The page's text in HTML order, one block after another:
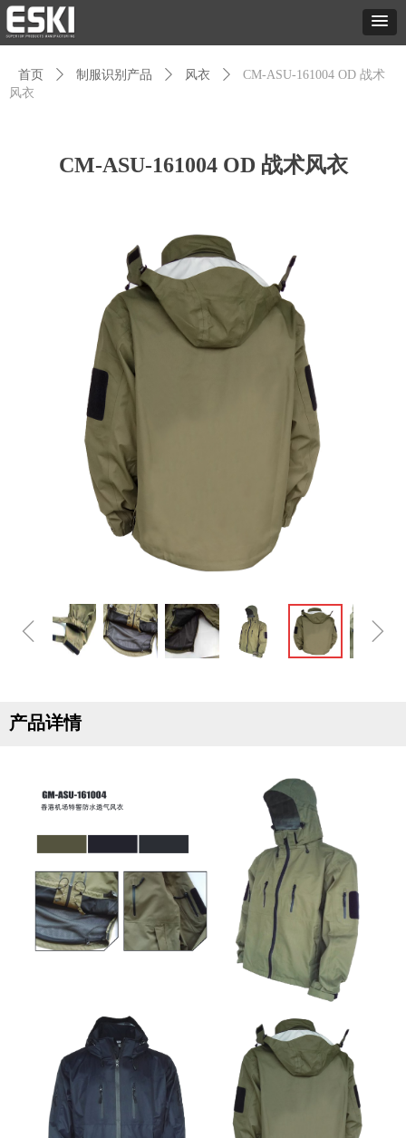
首页 ꄲ 制服识别产品 ꄲ 风衣 ꄲ
CM-ASU-161004 OD 战术
风衣
ꁆ ꁇ
CM-ASU-161004 OD 战术风衣
产品详情